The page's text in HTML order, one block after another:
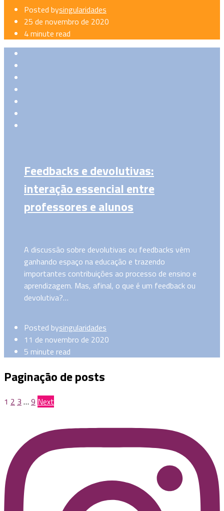
Posted bysingularidades
25 de novembro de 2020
4 minute read
Feedbacks e devolutivas:
interação essencial entre
professores e alunos
A discussão sobre devolutivas ou feedbacks vêm
ganhando espaço na educação e trazendo
importantes contribuições ao processo de ensino e
aprendizagem. Mas, afinal, o que é um feedback ou
devolutiva?…
Posted bysingularidades
11 de novembro de 2020
5 minute read
Paginação de posts
1 2 3 … 9 Next